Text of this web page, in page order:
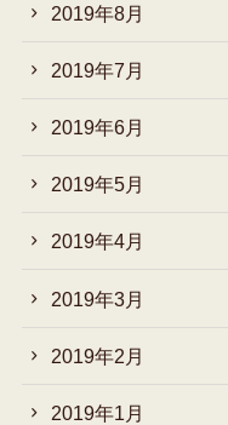
2019年8月
2019年7月
2019年6月
2019年5月
2019年4月
2019年3月
2019年2月
2019年1月